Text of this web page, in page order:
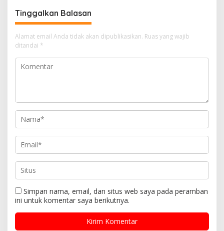
Tinggalkan Balasan
Alamat email Anda tidak akan dipublikasikan. Ruas yang wajib
ditandai *
Simpan nama, email, dan situs web saya pada peramban
ini untuk komentar saya berikutnya.